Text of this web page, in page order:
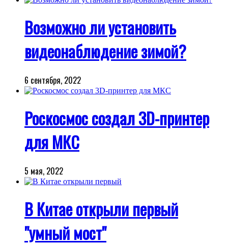
Возможно ли установить
видеонаблюдение зимой?
6 сентября, 2022
Роскосмос создал 3D-принтер
для МКС
5 мая, 2022
В Китае открыли первый
"умный мост"